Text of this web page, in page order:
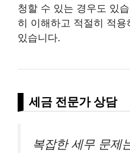
청할 수 있는 경우도 있
히 이해하고 적절히 적
있습니다.
세금 전문가 상담
복잡한 세무 문제